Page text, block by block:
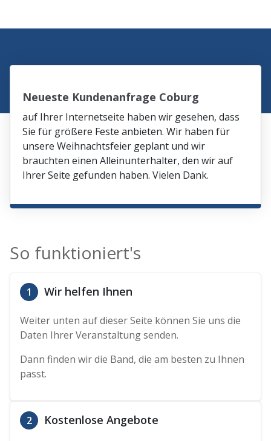
Neueste Kundenanfrage Coburg
auf Ihrer Internetseite haben wir gesehen, dass
Sie für größere Feste anbieten. Wir haben für
unsere Weihnachtsfeier geplant und wir
brauchten einen Alleinunterhalter, den wir auf
Ihrer Seite gefunden haben. Vielen Dank.
So funktioniert's
1 Wir helfen Ihnen
Weiter unten auf dieser Seite können Sie uns die
Daten Ihrer Veranstaltung senden.
Dann finden wir die Band, die am besten zu Ihnen
passt.
2 Kostenlose Angebote